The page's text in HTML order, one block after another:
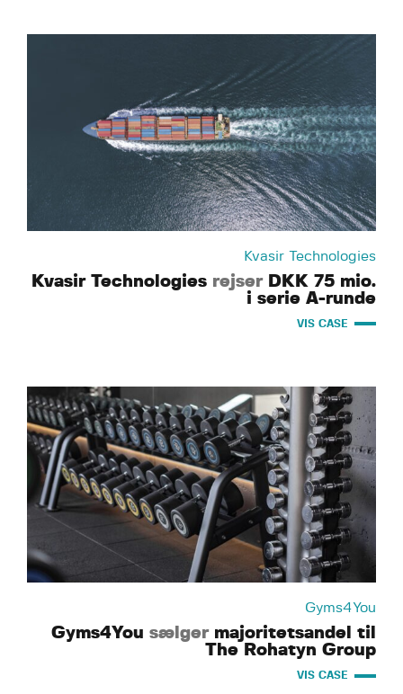
Kvasir Technologies
Kvasir Technologies rejserDKK 75 mio.
i serie A-runde
VIS CASE
Gyms4You
Gyms4You sælgermajoritetsandel til
The Rohatyn Group
VIS CASE